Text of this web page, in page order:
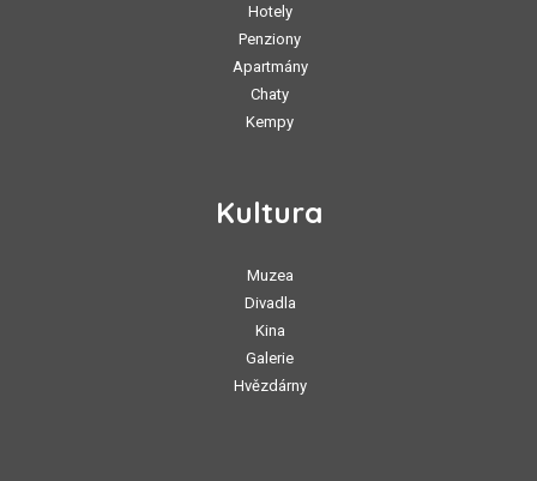
Hotely
Penziony
Apartmány
Chaty
Kempy
Kultura
Muzea
Divadla
Kina
Galerie
Hvězdárny